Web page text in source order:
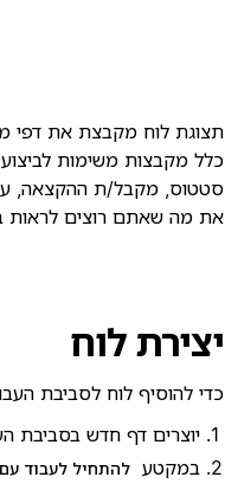
תצוגת לוח מקבצת את דפי
סטטוס, מקבל/ת ההקצאה,
את מה שאתם רוצים לראות
יצירת לוח
כדי להוסיף לוח לסביבת
יוצרים דף חדש בסביבת
במקטע להתחיל לעבוד עם